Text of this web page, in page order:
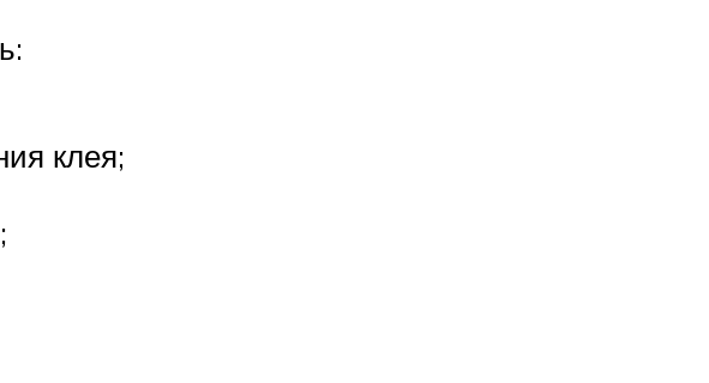
клея;